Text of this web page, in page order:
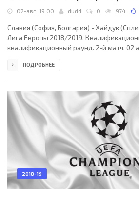
02-авг, 19:00 dudd 0 974
Славия (София, Болгария) - Хайдук
Лига Европы 2018/2019.
квалификационный раунд. 2-й матч. 02
+22°C. Стадион "Василь Левски". 2100
Чичеро (Италия). Резервный судья:
(Терамо, Италия). Славия (София): 32.
ПОДРОБНЕЕ
2018-19